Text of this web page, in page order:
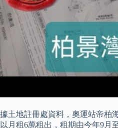
據土地註冊處資料，奧運站帝柏
以月租6萬租出，租期由今年9月